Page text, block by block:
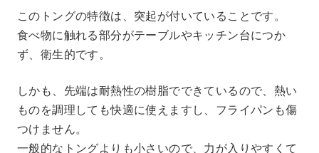
このトングの特徴は、突起が付いていることです。
食べ物に触れる部分がテーブルやキッチン台につか
ず、衛生的です。
しかも、先端は耐熱性の樹脂でできているので、熱い
ものを調理しても快適に使えますし、フライパンも傷
つけません。
一般的なトングよりも小さいので、力が入りやすくて